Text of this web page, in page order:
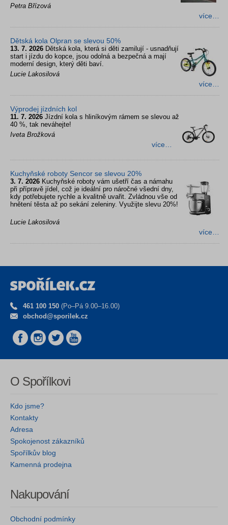
Petra Břízová
více…
Dětská kola Olpran se slevou 50%
13. 7. 2026 Dětská kola, která si děti zamilují - usnadňují
start i jízdu do kopce, jsou odolná a bezpečná a mají
moderní design, který děti baví.
Lucie Lakosilová
více…
Výprodej jízdních kol
11. 7. 2026 Jízdní kola s hliníkovým rámem se slevou až
40 %, tak neváhejte!
Iveta Brožková
více…
Kuchyňské roboty Sencor se slevou 20%
3. 7. 2026 Kuchyňské roboty vám ušetří čas a námahu
při přípravě jídel, což je ideální pro náročné všední dny,
kdy potřebujete rychle a kvalitně uvařit. Zvládnou vše od
hnětení těsta až po sekání zeleniny. Využijte slevu 20%!
Lucie Lakosilová
více…
461 100 150 (Po–Pá 9.00–16.00)
obchod@sporilek.cz
O Spořílkovi
Kdo jsme?
Kontakty
Adresa
Spokojenost zákazníků
Spořílkův blog
Kamenná prodejna
Nakupování
Obchodní podmínky